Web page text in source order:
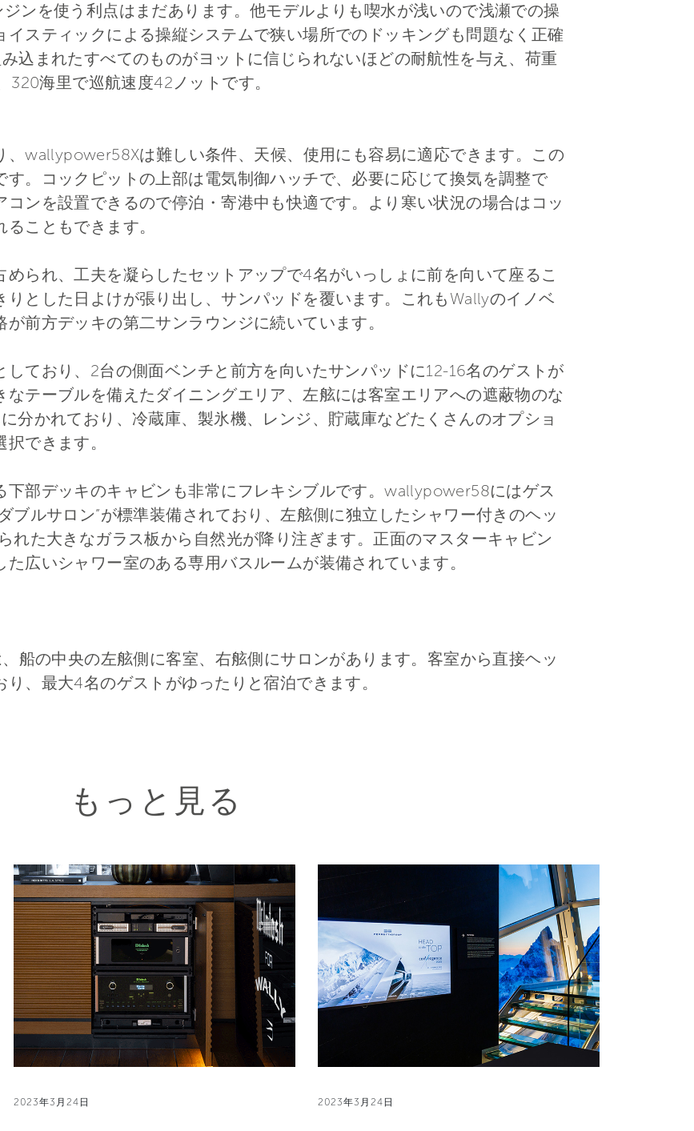
ンを使う利点はまだあります。他モデルよりも喫水が浅いので浅瀬での操
スティックによる操縦システムで狭い場所でのドッキングも問題なく正確
込まれたすべてのものがヨットに信じられないほどの耐航性を与え、荷重
海里で巡航速度42ノットです。
、wallypower58Xは難しい条件、天候、使用にも容易に適応できます。この
。コックピットの上部は電気制御ハッチで、必要に応じて換気を調整で
コンを設置できるので停泊・寄港中も快適です。より寒い状況の場合はコッ
こともできます。
られ、工夫を凝らしたセットアップで4名がいっしょに前を向いて座るこ
りとした日よけが張り出し、サンパッドを覆います。これもWallyのイノベ
前方デッキの第二サンラウンジに続いています。
ており、2台の側面ベンチと前方を向いたサンパッドに12-16名のゲストが
テーブルを備えたダイニングエリア、左舷には客室エリアへの遮蔽物のな
分かれており、冷蔵庫、製氷機、レンジ、貯蔵庫などたくさんのオプショ
できます。
下部デッキのキャビンも非常にフレキシブルです。wallypower58にはゲス
ブルサロン”が標準装備されており、左舷側に独立したシャワー付きのヘッ
れた大きなガラス板から自然光が降り注ぎます。正面のマスターキャビン
広いシャワー室のある専用バスルームが装備されています。
船の中央の左舷側に客室、右舷側にサロンがあります。客室から直接ヘッ
、最大4名のゲストがゆったりと宿泊できます。
もっと見る
2023年3月24日 2023年3月24日